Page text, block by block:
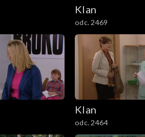
2001–2100
1901–2000
1801–1900
1701–1800
1601–1700
Klan
odc. 2469
Klan
odc. 2464